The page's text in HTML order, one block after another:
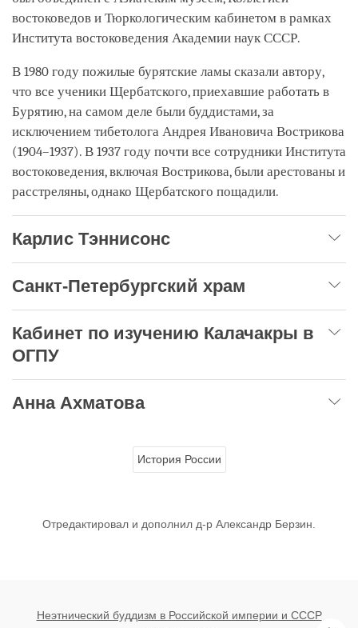
востоковедов и Тюркологическим кабинетом в рамках
Института востоковедения Академии наук СССР.
В 1980 году пожилые бурятские ламы сказали автору,
что все ученики Щербатского, приехавшие работать в
Бурятию, на самом деле были буддистами, за
исключением тибетолога Андрея Ивановича Вострикова
(1904–1937). В 1937 году почти все сотрудники Института
востоковедения, включая Вострикова, были арестованы и
расстреляны, однако Щербатского пощадили.
Карлис Тэннисонс
Санкт-Петербургский храм
Кабинет по изучению Калачакры в
ОГПУ
Анна Ахматова
История России
Отредактировал и дополнил д-р Александр Берзин.
Неэтнический буддизм в Российской империи и СССР